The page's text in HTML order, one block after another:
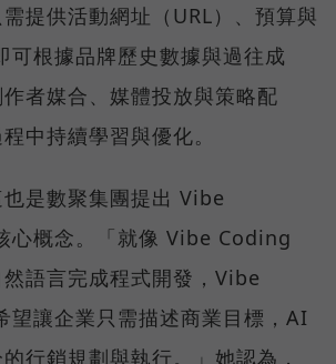
提供活動網址（URL）、預算與
可根據品牌歷史數據與過往成
者媒合、媒體投放與策略配
中持續學習與優化。
是數聚集團提出 Vibe
概念。「就像 Vibe Coding
語言完成程式開發，Vibe
讓企業只需描述商業目標，AI
行銷規劃與執行。」她認為，